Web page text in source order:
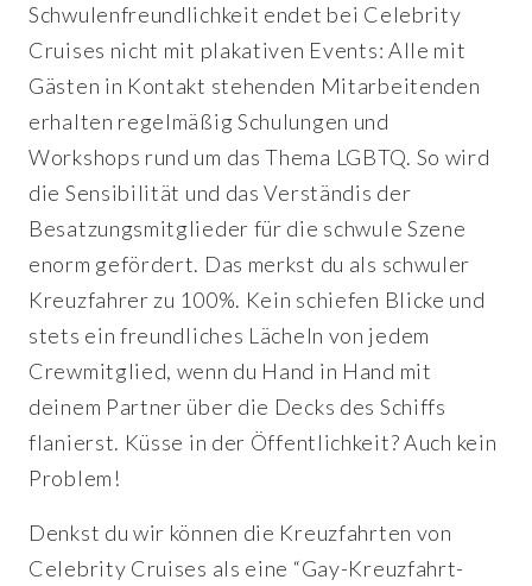
Schwulenfreundlichkeit endet bei Celebrity
Cruises nicht mit plakativen Events: Alle mit
Gästen in Kontakt stehenden Mitarbeitenden
erhalten regelmäßig Schulungen und
Workshops rund um das Thema LGBTQ. So wird
die Sensibilität und das Verständis der
Besatzungsmitglieder für die schwule Szene
enorm gefördert. Das merkst du als schwuler
Kreuzfahrer zu 100%. Kein schiefen Blicke und
stets ein freundliches Lächeln von jedem
Crewmitglied, wenn du Hand in Hand mit
deinem Partner über die Decks des Schiffs
flanierst. Küsse in der Öffentlichkeit? Auch kein
Problem!
Denkst du wir können die Kreuzfahrten von
Celebrity Cruises als eine “Gay-Kreuzfahrt-